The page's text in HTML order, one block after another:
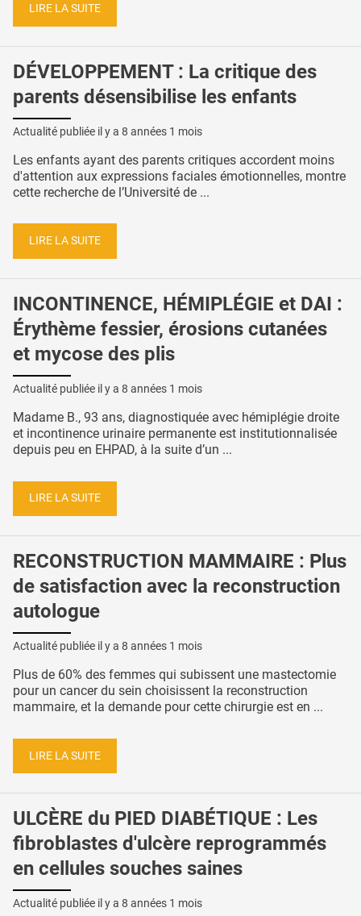
LIRE LA SUITE
DÉVELOPPEMENT : La critique des
parents désensibilise les enfants
Actualité publiée il y a 8 années 1 mois
Les enfants ayant des parents critiques accordent moins
d'attention aux expressions faciales émotionnelles, montre
cette recherche de l’Université de ...
LIRE LA SUITE
INCONTINENCE, HÉMIPLÉGIE et DAI :
Érythème fessier, érosions cutanées
et mycose des plis
Actualité publiée il y a 8 années 1 mois
Madame B., 93 ans, diagnostiquée avec hémiplégie droite
et incontinence urinaire permanente est institutionnalisée
depuis peu en EHPAD, à la suite d’un ...
LIRE LA SUITE
RECONSTRUCTION MAMMAIRE : Plus
de satisfaction avec la reconstruction
autologue
Actualité publiée il y a 8 années 1 mois
Plus de 60% des femmes qui subissent une mastectomie
pour un cancer du sein choisissent la reconstruction
mammaire, et la demande pour cette chirurgie est en ...
LIRE LA SUITE
ULCÈRE du PIED DIABÉTIQUE : Les
fibroblastes d'ulcère reprogrammés
en cellules souches saines
Actualité publiée il y a 8 années 1 mois